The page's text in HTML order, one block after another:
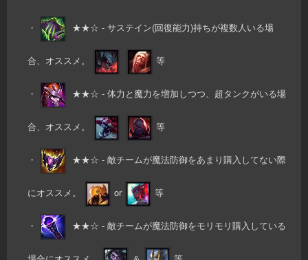
・ ★★☆ - サステイン(回復能力)持ちが複数人いる場
合、オススメ。 等
・ ★★☆ - 体力と魔力を増加しつつ、超タンクがいる場
合、オススメ。 等
・ ★★☆ - 敵チームが魔法防御をあまり購入してない際
にオススメ。 or 等
・ ★★☆ - 敵チームが魔法防御をモリモリ購入している